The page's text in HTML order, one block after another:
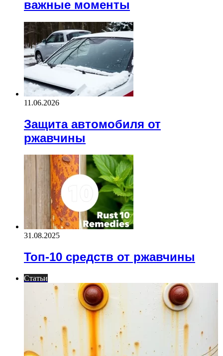
важные моменты
11.06.2026
Защита автомобиля от
ржавчины
31.08.2025
Топ-10 средств от ржавчины
Статьи